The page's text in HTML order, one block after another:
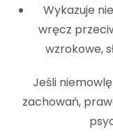
Wykazuje
wręcz
wzrokowe,
Jeśli
zachowań,